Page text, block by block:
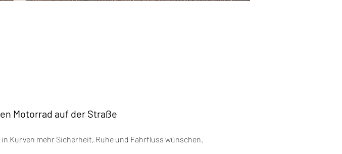
Motorrad auf der Straße
Kurven mehr Sicherheit, Ruhe und Fahrfluss wünschen.